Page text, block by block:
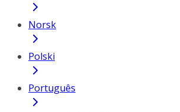
Norsk
Polski
Português